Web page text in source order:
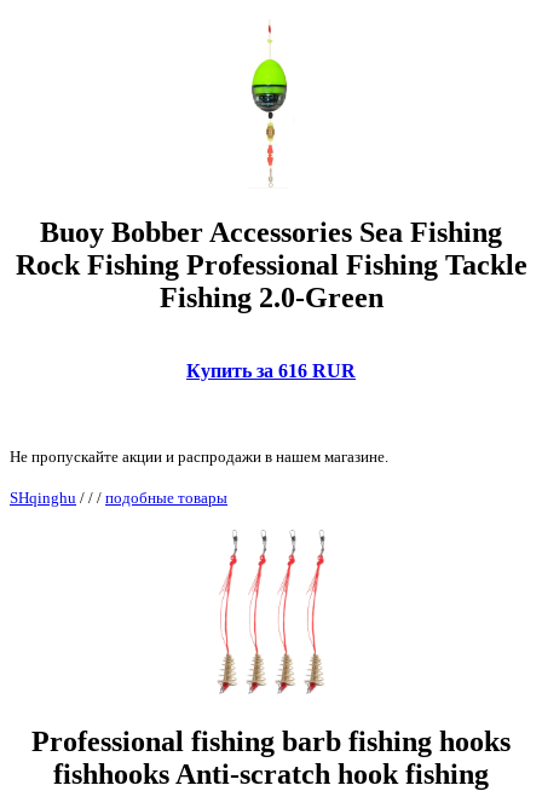
Buoy Bobber Accessories Sea Fishing
Rock Fishing Professional Fishing Tackle
Fishing 2.0-Green
Купить за 616 RUR
Не пропускайте акции и распродажи в нашем магазине.
SHqinghu / / / подобные товары
Professional fishing barb fishing hooks
fishhooks Anti-scratch hook fishing